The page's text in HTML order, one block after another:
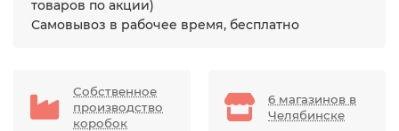
товаров по акции)
Самовывоз в рабочее время, бесплатно
Собственное
производство
коробок
6 магазинов в
Челябинске